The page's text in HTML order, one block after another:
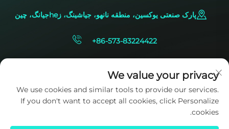
پارک صنعتی یوکسین، منطقه نانهو، جیاشینگ، زheجیانگ، چین
+86-573-83224422
We value your privacy
We use cookies and similar tools to provide our services.
If you don't want to accept all cookies, click Personalize
cookies.